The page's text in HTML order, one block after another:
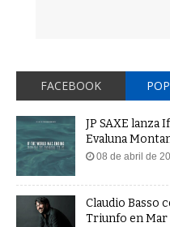
FACEBOOK
JP SAXE lanza
Evaluna
08 de abril de
Claudio Basso
Triunfo en Mar